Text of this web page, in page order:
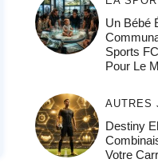
Un Bébé
Sports
Pour Le
AUTRES
Destiny
Votre